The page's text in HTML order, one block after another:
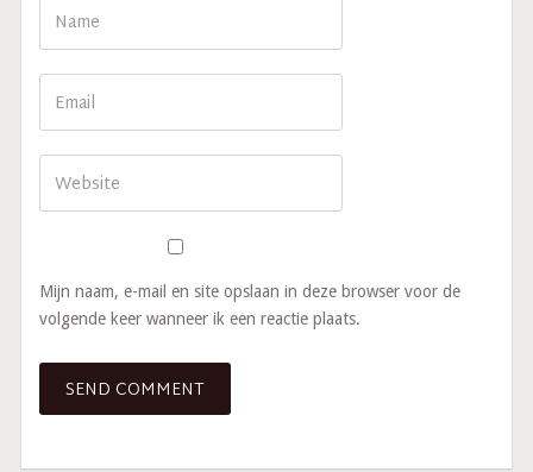
Mijn naam, e-mail en site opslaan in deze browser voor de
volgende keer wanneer ik een reactie plaats.